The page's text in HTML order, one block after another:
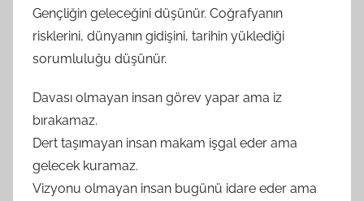
Gençliğin geleceğini düşünür. Coğrafyanın
risklerini, dünyanın gidişini, tarihin yüklediği
sorumluluğu düşünür.
Davası olmayan insan görev yapar ama iz
bırakamaz.
Dert taşımayan insan makam işgal eder ama
gelecek kuramaz.
Vizyonu olmayan insan bugünü idare eder ama